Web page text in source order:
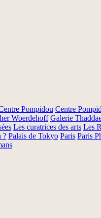
Pompidou Centre
Woerdehoff Galerie
Les curatrices des arts Les
? Palais de Tokyo Paris Paris